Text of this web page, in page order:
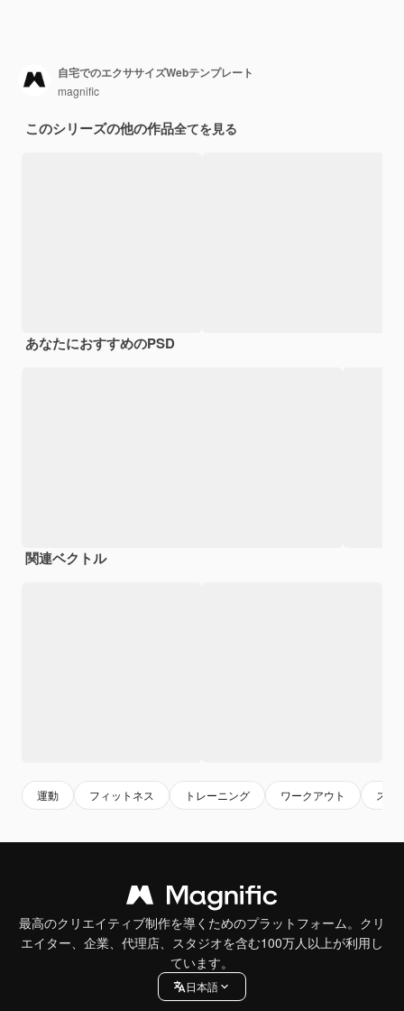
自宅でのエクササイズWebテンプレート
magnific
このシリーズの他の作品全てを見る
あなたにおすすめのPSD
関連ベクトル
運動 フィットネス トレーニング ワークアウト スポ
最高のクリエイティブ制作を導くためのプラットフォーム。クリ
エイター、企業、代理店、スタジオを含む100万人以上が利用し
ています。
日本語